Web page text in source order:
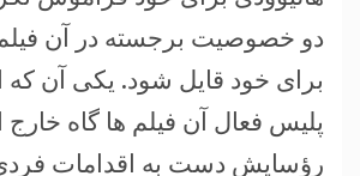
دو خصوصیت برجسته در آن فیلم
برای خود قایل شود. یکی آن که
پلیس فعال آن فیلم ها گاه خارج
رؤسایش دست به اقدامات